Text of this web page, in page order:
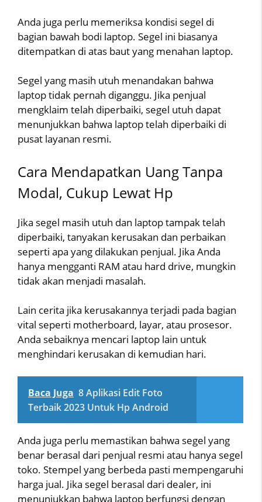
Anda juga perlu memeriksa kondisi segel di
bagian bawah bodi laptop. Segel ini biasanya
ditempatkan di atas baut yang menahan laptop.
Segel yang masih utuh menandakan bahwa
laptop tidak pernah diganggu. Jika penjual
mengklaim telah diperbaiki, segel utuh dapat
menunjukkan bahwa laptop telah diperbaiki di
pusat layanan resmi.
Cara Mendapatkan Uang Tanpa
Modal, Cukup Lewat Hp
Jika segel masih utuh dan laptop tampak telah
diperbaiki, tanyakan kerusakan dan perbaikan
seperti apa yang dilakukan penjual. Jika Anda
hanya mengganti RAM atau hard drive, mungkin
tidak akan menjadi masalah.
Lain cerita jika kerusakannya terjadi pada bagian
vital seperti motherboard, layar, atau prosesor.
Anda sebaiknya mencari laptop lain untuk
menghindari kerusakan di kemudian hari.
Baca Juga 8 Aplikasi Edit Foto
Terbaik 2023 Untuk Hp Android
Anda juga perlu memastikan bahwa segel yang
benar berasal dari penjual resmi atau hanya segel
toko. Stempel yang berbeda pasti mempengaruhi
harga jual. Jika segel berasal dari dealer, ini
menunjukkan bahwa laptop berfungsi dengan